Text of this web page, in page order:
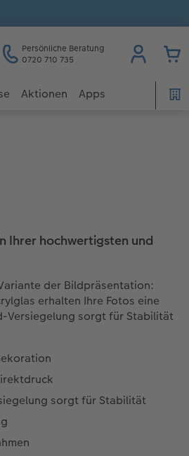
Persönliche Beratung
0720 710 735
Aktionen Apps
Ihrer hochwertigsten und
der Bildpräsentation:
erhalten Ihre Fotos eine
Versiegelung sorgt für Stabilität
sorgt für Stabilität